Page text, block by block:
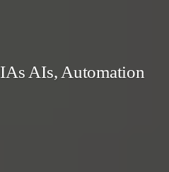
IAs AIs, Automation